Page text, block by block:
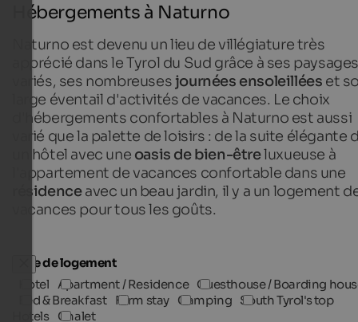
Hébergements à Naturno
Naturno est devenu un lieu de villégiature très
apprécié dans le Tyrol du Sud grâce à ses
variés, ses nombreuses journées ensoleillées et
large éventail d'activités de vacances. Le choix
d'hébergements confortables à Naturno est aussi
varié que la palette de loisirs : de la suite élégante
un hôtel avec une oasis de bien-êtreluxueuse à
l'appartement de vacances confortable dans une
résidenceavec un beau jardin, il y a un logement
vacances pour tous les goûts.
Type de logement
Hotel Apartment / Residence Guesthouse / Boarding
Bed & Breakfast Farm stay Camping South Tyrol's top
Hotels Chalet